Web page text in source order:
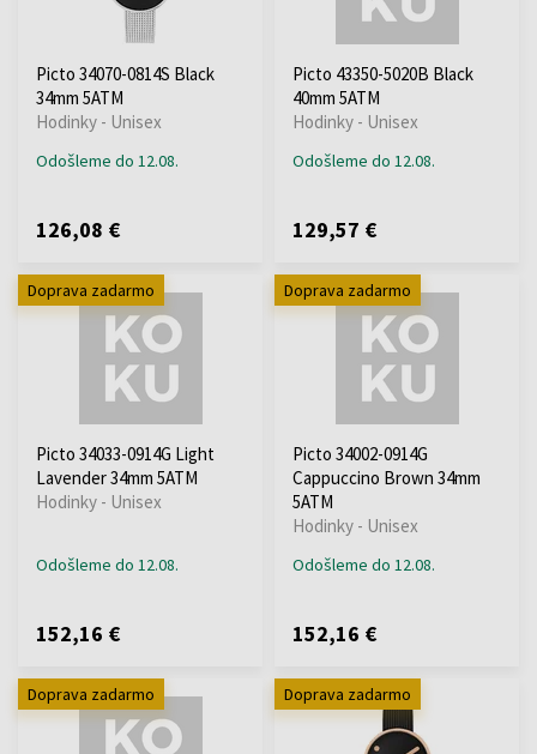
Picto 34070-0814S Black
34mm 5ATM
Hodinky - Unisex
Odošleme do 12.08.
126,08 €
Picto 43350-5020B Black
40mm 5ATM
Hodinky - Unisex
Odošleme do 12.08.
129,57 €
Doprava zadarmo
Picto 34033-0914G Light
Lavender 34mm 5ATM
Hodinky - Unisex
Odošleme do 12.08.
152,16 €
Doprava zadarmo
Picto 34002-0914G
Cappuccino Brown 34mm
5ATM
Hodinky - Unisex
Odošleme do 12.08.
152,16 €
Doprava zadarmo Doprava zadarmo